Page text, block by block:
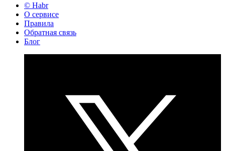
© Habr
О сервисе
Правила
Обратная связь
Блог